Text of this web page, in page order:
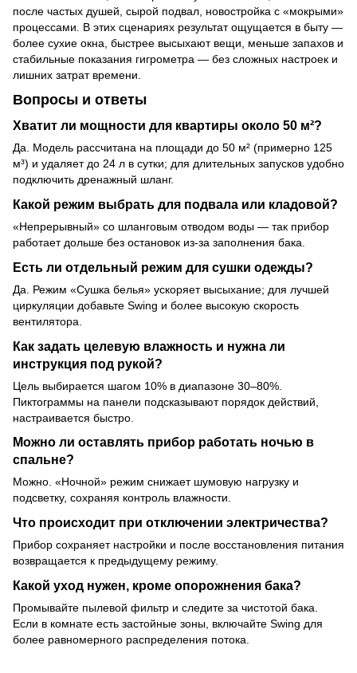
после частых душей, сырой подвал, новостройка с «мокрыми»
процессами. В этих сценариях результат ощущается в быту —
более сухие окна, быстрее высыхают вещи, меньше запахов и
стабильные показания гигрометра — без сложных настроек и
лишних затрат времени.
Вопросы и ответы
Хватит ли мощности для квартиры около 50 м²?
Да. Модель рассчитана на площади до 50 м² (примерно 125
м³) и удаляет до 24 л в сутки; для длительных запусков удобно
подключить дренажный шланг.
Какой режим выбрать для подвала или кладовой?
«Непрерывный» со шланговым отводом воды — так прибор
работает дольше без остановок из-за заполнения бака.
Есть ли отдельный режим для сушки одежды?
Да. Режим «Сушка белья» ускоряет высыхание; для лучшей
циркуляции добавьте Swing и более высокую скорость
вентилятора.
Как задать целевую влажность и нужна ли
инструкция под рукой?
Цель выбирается шагом 10% в диапазоне 30–80%.
Пиктограммы на панели подсказывают порядок действий,
настраивается быстро.
Можно ли оставлять прибор работать ночью в
спальне?
Можно. «Ночной» режим снижает шумовую нагрузку и
подсветку, сохраняя контроль влажности.
Что происходит при отключении электричества?
Прибор сохраняет настройки и после восстановления питания
возвращается к предыдущему режиму.
Какой уход нужен, кроме опорожнения бака?
Промывайте пылевой фильтр и следите за чистотой бака.
Если в комнате есть застойные зоны, включайте Swing для
более равномерного распределения потока.